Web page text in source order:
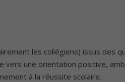
les collégiens) issus des
vers une orientation positive,
à la réussite scolaire.